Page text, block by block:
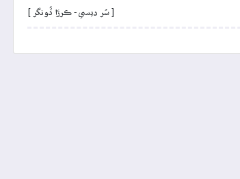
[ سُر ديسي - ڪرڙا ڏُونگر ]